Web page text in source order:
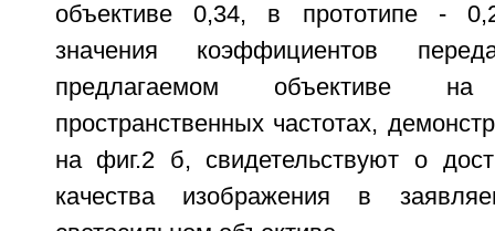
объективе 0,34, в прототипе -
значения коэффициентов
предлагаемом объективе на
пространственных частотах,
на фиг.2 б, свидетельствуют о
качества изображения в